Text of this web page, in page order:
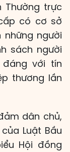
Thường trực
có cơ sở
người
sách người
đáng với tín
thương lần
dân chủ,
Luật Bầu
Hội đồng